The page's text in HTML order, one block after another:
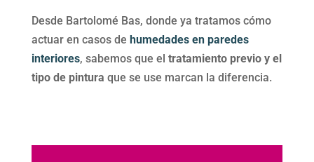
Desde Bartolomé Bas, donde ya tratamos cómo
actuar en casos de humedades en paredes
interiores, sabemos que el tratamiento previo y el
tipo de pintura que se use marcan la diferencia.